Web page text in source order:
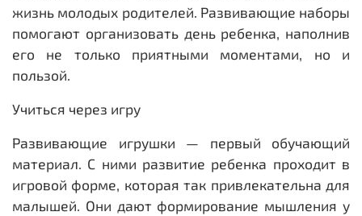
жизнь молодых родителей. Развивающие наборы
помогают организовать день ребенка, наполнив
его не только приятными моментами, но и
пользой.
Учиться через игру
Развивающие игрушки — первый обучающий
материал. С ними развитие ребенка проходит в
игровой форме, которая так привлекательна для
малышей. Они дают формирование мышления у